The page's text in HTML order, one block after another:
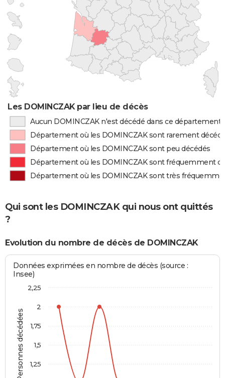
Les DOMINCZAK par lieu de décès
Aucun DOMINCZAK n'est décédé dans ce département
Département où les DOMINCZAK sont rarement
Département où les DOMINCZAK sont peu décédés
Département où les DOMINCZAK sont fréquemment
Département où les DOMINCZAK sont très
Qui sont les DOMINCZAK qui nous ont quittés
?
Evolution du nombre de décès de DOMINCZAK
Personnes décédées
Données exprimées en nombre de décès (source :
Insee)
1,25
1,5
1,75
2
2,25